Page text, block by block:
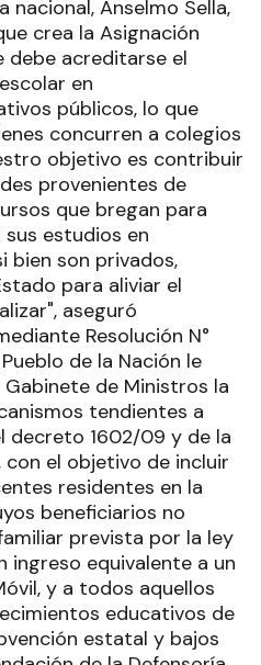
nacional, Anselmo Sella,
crea la Asignación
debe acreditarse el
en
públicos, lo que
concurren a colegios
objetivo es contribuir
provenientes de
que bregan para
estudios en
bien son privados,
para aliviar el
aseguró
Resolución N°
de la Nación le
de Ministros la
tendientes a
decreto 1602/09 y de la
con el objetivo de incluir
residentes en la
beneficiarios no
prevista por la ley
ingreso equivalente a un
y a todos aquellos
educativos de
estatal y bajos